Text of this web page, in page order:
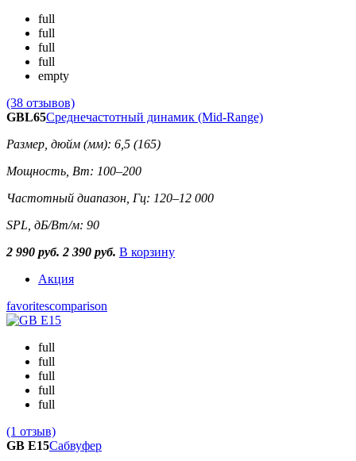
full
full
full
full
empty
(38 отзывов)
GBL65Среднечастотный динамик (Mid-Range)
Размер, дюйм (мм): 6,5 (165)
Мощность, Вт: 100–200
Частотный диапазон, Гц: 120–12 000
SPL, дБ/Вт/м: 90
2 990 руб. 2 390 руб. В корзину
Акция
favoritescomparison
full
full
full
full
full
(1 отзыв)
GB E15Сабвуфер